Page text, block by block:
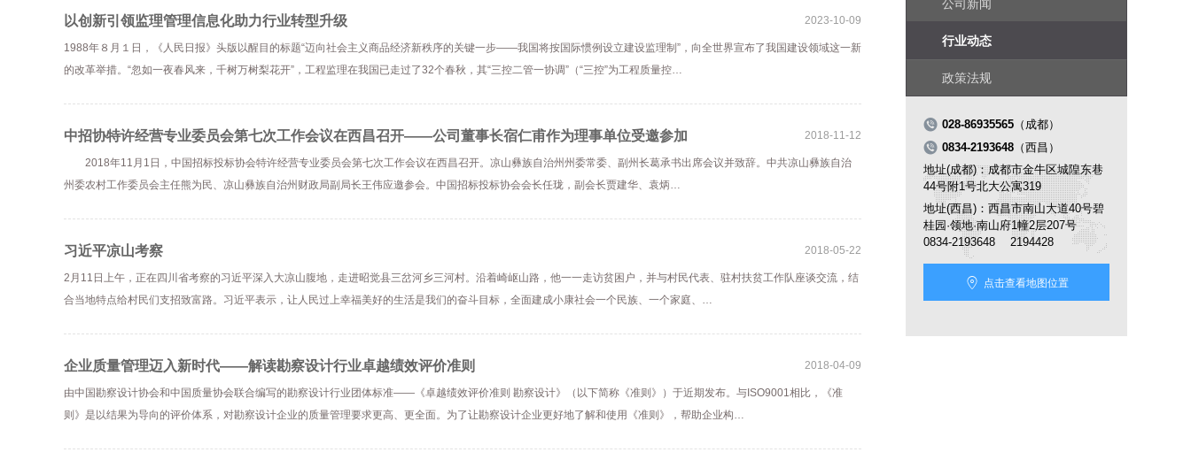
以创新引领监理管理信息化助力行业转型升级 2023-10-09
1988年８月１日，《人民日报》头版以醒目的标题“迈向社会主义商品经济新秩序的关键一步——我国将按国际惯例设立建设监理制”，向全世界宣布了我国建设领域这一新
的改革举措。“忽如一夜春风来，千树万树梨花开”，工程监理在我国已走过了32个春秋，其“三控二管一协调”（“三控”为工程质量控…
中招协特许经营专业委员会第七次工作会议在西昌召开——公司董事长宿仁甫作为理事单位受邀参加 2018-11-12
2018年11月1日，中国招标投标协会特许经营专业委员会第七次工作会议在西昌召开。凉山彝族自治州州委常委、副州长葛承书出席会议并致辞。中共凉山彝族自治
州委农村工作委员会主任熊为民、凉山彝族自治州财政局副局长王伟应邀参会。中国招标投标协会会长任珑，副会长贾建华、袁炳…
习近平凉山考察 2018-05-22
2月11日上午，正在四川省考察的习近平深入大凉山腹地，走进昭觉县三岔河乡三河村。沿着崎岖山路，他一一走访贫困户，并与村民代表、驻村扶贫工作队座谈交流，结
合当地特点给村民们支招致富路。习近平表示，让人民过上幸福美好的生活是我们的奋斗目标，全面建成小康社会一个民族、一个家庭、…
企业质量管理迈入新时代——解读勘察设计行业卓越绩效评价准则 2018-04-09
由中国勘察设计协会和中国质量协会联合编写的勘察设计行业团体标准——《卓越绩效评价准则 勘察设计》（以下简称《准则》）于近期发布。与ISO9001相比，《准
则》是以结果为导向的评价体系，对勘察设计企业的质量管理要求更高、更全面。为了让勘察设计企业更好地了解和使用《准则》，帮助企业构…
公司新闻
行业动态
政策法规
 028-86935565 （成都）
 0834-2193648 （西昌）
地址(成都)：成都市金牛区城隍东巷
44号附1号北大公寓319
地址(西昌)：西昌市南山大道40号碧
桂园·领地·南山府1幢2层207号
0834-2193648 2194428
 点击查看地图位置